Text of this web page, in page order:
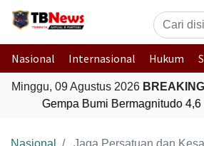
Nasional Internasional Hukum
Minggu, 09 Agustus 2026
Gempa Bumi Bermagnitudo 4,6
Nasional Jaga Persatuan dan Kesatuan Bangsa, Kapolda Jambi Ajak